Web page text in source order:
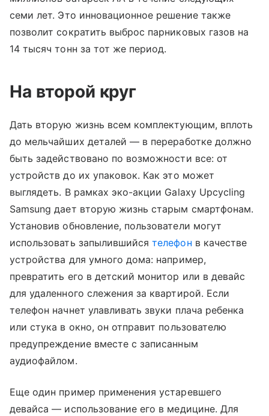
семи лет. Это инновационное решение также
позволит сократить выброс парниковых газов на
14 тысяч тонн за тот же период.
На второй круг
Дать вторую жизнь всем комплектующим, вплоть
до мельчайших деталей — в переработке должно
быть задействовано по возможности все: от
устройств до их упаковок. Как это может
выглядеть. В рамках эко-акции Galaxy Upcycling
Samsung дает вторую жизнь старым смартфонам.
Установив обновление, пользователи могут
использовать запылившийсятелефон в качестве
устройства для умного дома: например,
превратить его в детский монитор или в девайс
для удаленного слежения за квартирой. Если
телефон начнет улавливать звуки плача ребенка
или стука в окно, он отправит пользователю
предупреждение вместе с записанным
аудиофайлом.
Еще один пример применения устаревшего
девайса — использование его в медицине. Для